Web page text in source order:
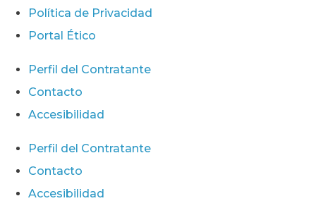
Política de Privacidad
Portal Ético
Perfil del Contratante
Contacto
Accesibilidad
Perfil del Contratante
Contacto
Accesibilidad